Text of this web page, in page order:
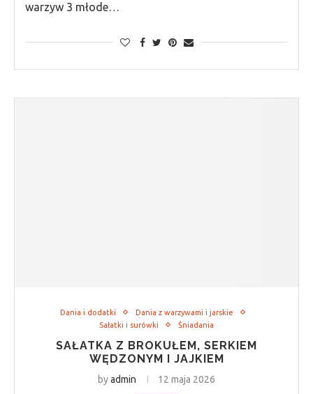
warzyw 3 młode…
Dania i dodatki
Dania z warzywami i jarskie
Sałatki i surówki
Śniadania
SAŁATKA Z BROKUŁEM, SERKIEM
WĘDZONYM I JAJKIEM
byadmin 12 maja 2026